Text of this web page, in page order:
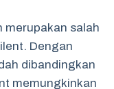
merupakan salah
Dengan
dibandingkan
memungkinkan